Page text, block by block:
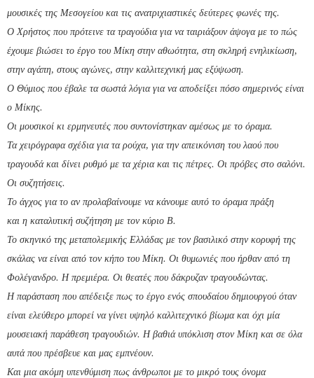
μουσικές της Μεσογείου και τις ανατριχιαστικές δεύτερες φωνές της.
Ο Χρήστος που πρότεινε τα τραγούδια για να ταιριάξουν άψογα με το πώς
έχουμε βιώσει το έργο του Μίκη στην αθωότητα, στη σκληρή ενηλικίωση,
στην αγάπη, στους αγώνες, στην καλλιτεχνική μας εξύψωση.
Ο Θύμιος που έβαλε τα σωστά λόγια για να αποδείξει πόσο σημερινός είναι
ο Μίκης.
Οι μουσικοί κι ερμηνευτές που συντονίστηκαν αμέσως με το όραμα.
Τα χειρόγραφα σχέδια για τα ρούχα, για την απεικόνιση του λαού που
τραγουδά και δίνει ρυθμό με τα χέρια και τις πέτρες. Οι πρόβες στο σαλόνι.
Οι συζητήσεις.
Το άγχος για το αν προλαβαίνουμε να κάνουμε αυτό το όραμα πράξη
και η καταλυτική συζήτηση με τον κύριο Β.
Το σκηνικό της μεταπολεμικής Ελλάδας με τον βασιλικό στην κορυφή της
σκάλας να είναι από τον κήπο του Μίκη. Οι θυμωνιές που ήρθαν από τη
Φολέγανδρο. Η πρεμιέρα. Οι θεατές που δάκρυζαν τραγουδώντας.
Η παράσταση που απέδειξε πως το έργο ενός σπουδαίου δημιουργού όταν
είναι ελεύθερο μπορεί να γίνει υψηλό καλλιτεχνικό βίωμα και όχι μία
μουσειακή παράθεση τραγουδιών. Η βαθιά υπόκλιση στον Μίκη και σε όλα
αυτά που πρέσβευε και μας εμπνέουν.
Και μια ακόμη υπενθύμιση πως άνθρωποι με το μικρό τους όνομα